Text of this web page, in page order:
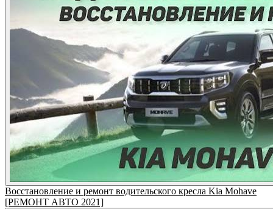
Восстановление и ремонт водительского кресла Kia Mohave
[РЕМОНТ АВТО 2021]